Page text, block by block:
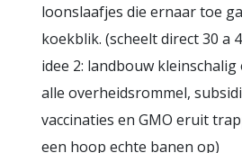
loonslaafjes die ernaar toe
koekblik. (scheelt direct 30 a
idee 2: landbouw
alle overheidsrommel,
vaccinaties en GMO eruit
een hoop echte banen op)